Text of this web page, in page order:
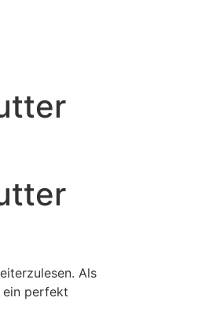
Als
ein perfekt